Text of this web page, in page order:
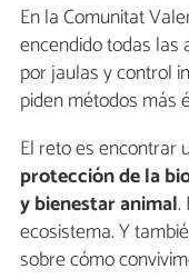
En la Comunitat
encendido todas las
por jaulas y control
piden métodos más
El reto es encontrar
protección de la
y bienestar animal.
ecosistema. Y
sobre cómo